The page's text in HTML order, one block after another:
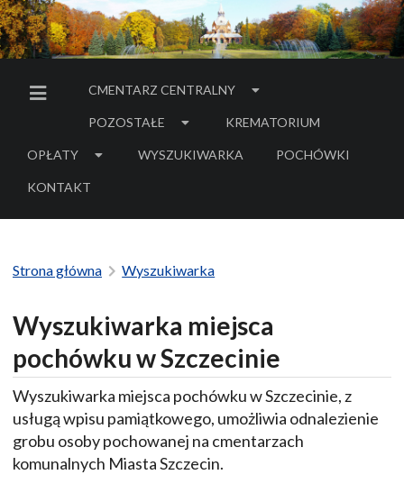
MENU BOCZNE
CMENTARZ CENTRALNY
POZOSTAŁE KREMATORIUM
OPŁATY WYSZUKIWARKA POCHÓWKI
- LINK DO SERWISU
KONTAKT
Strona główna Wyszukiwarka
Wyszukiwarka miejsca
pochówku w Szczecinie
Wyszukiwarka miejsca pochówku w Szczecinie, z
usługą wpisu pamiątkowego, umożliwia odnalezienie
grobu osoby pochowanej na cmentarzach
komunalnych Miasta Szczecin.